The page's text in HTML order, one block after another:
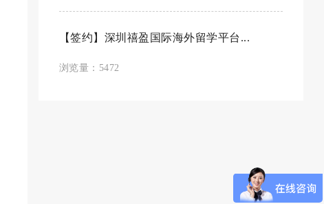
【签约】深圳禧盈国际海外留学平台...
浏览量：5472